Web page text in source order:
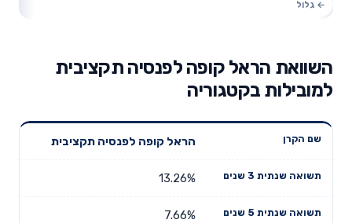
השוואת הראל קופה לפנסיה תקציבית
למובילות בקטגוריה
שנים
תשואה
דמי ניהול
הראל קופה לפנסיה תקציבית
13.26%
7.66%